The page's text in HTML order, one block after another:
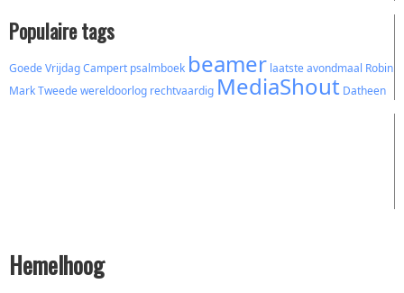
Populaire tags
Goede VrijdagCampert psalmboek beamer laatste avondmaal Robin
MarkTweede wereldoorlog rechtvaardig MediaShout Datheen
Hemelhoog